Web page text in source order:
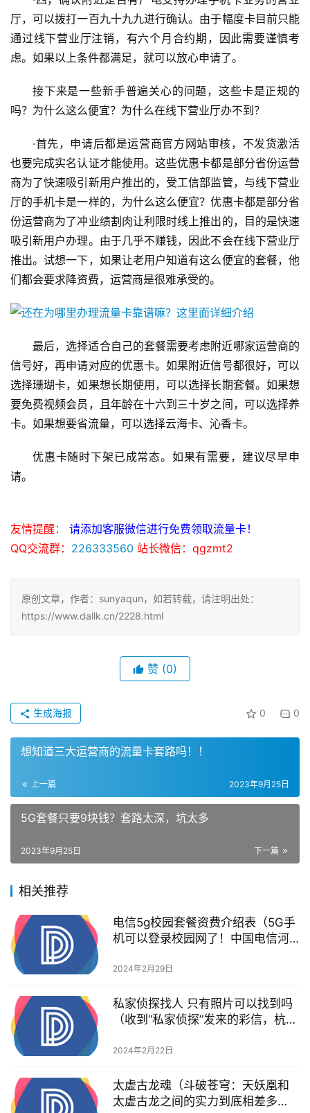
厅，可以拨打一百九十九九进行确认。由于幅度卡目前只能
通过线下营业厅注销，有六个月合约期，因此需要谨慎考
虑。如果以上条件都满足，就可以放心申请了。
接下来是一些新手普遍关心的问题，这些卡是正规的
吗？为什么这么便宜？为什么在线下营业厅办不到？
·首先，申请后都是运营商官方网站审核，不发货激活
也要完成实名认证才能使用。这些优惠卡都是部分省份运营
商为了快速吸引新用户推出的，受工信部监管，与线下营业
厅的手机卡是一样的，为什么这么便宜？优惠卡都是部分省
份运营商为了冲业绩割肉让利限时线上推出的，目的是快速
吸引新用户办理。由于几乎不赚钱，因此不会在线下营业厅
推出。试想一下，如果让老用户知道有这么便宜的套餐，他
们都会要求降资费，运营商是很难承受的。
最后，选择适合自己的套餐需要考虑附近哪家运营商的
信号好，再申请对应的优惠卡。如果附近信号都很好，可以
选择珊瑚卡，如果想长期使用，可以选择长期套餐。如果想
要免费视频会员，且年龄在十六到三十岁之间，可以选择养
卡。如果想要省流量，可以选择云海卡、沁香卡。
优惠卡随时下架已成常态。如果有需要，建议尽早申
请。
友情提醒：
请添加客服微信进行免费领取流量卡！
QQ交流群： 226333560 站长微信：qgzmt2
原创文章，作者：sunyaqun，如若转载，请注明出处：
https://www.dallk.cn/2228.html
赞 (0)
0 0
生成海报
想知道三大运营商的流量卡套路吗！！
上一篇 2023年9月25日
5G套餐只要9块钱？套路太深，坑太多
下一篇
2023年9月25日
相关推荐
电信5g校园套餐资费介绍表（5G手
机可以登录校园网了！中国电信河
网）
2024年2月29日
私家侦探找人 只有照片可以找到吗
（收到“私家侦探”发来的彩信，杭州
2024年2月22日
太虚古龙魂（斗破苍穹：天妖凰和
太虚古龙之间的实力到底相差多